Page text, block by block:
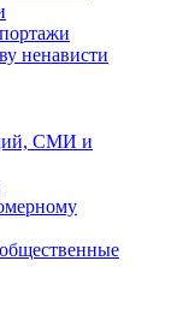
ненависти
СМИ и